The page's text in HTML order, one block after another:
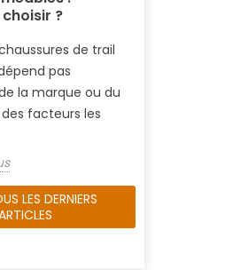
?
de trail
pas
la marque ou du
des facteurs les
LES DERNIERS